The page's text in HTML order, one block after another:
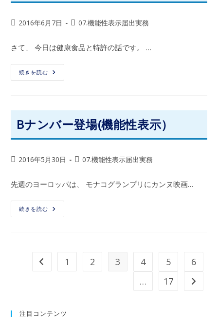
2016年6月7日 07.機能性表示届出実務
さて、 今日は健康食品と特許の話です。 …
続きを読む
Bナンバー登場(機能性表示）
2016年5月30日 07.機能性表示届出実務
先週のヨーロッパは、 モナコグランプリにカンヌ映画…
続きを読む
1 2 3 4 5
6
…
17
注目コンテンツ